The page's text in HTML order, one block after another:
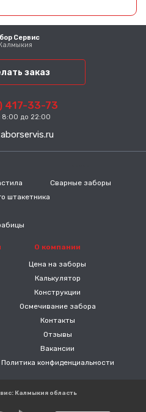
Сервис
заказ
417-33-73
8:00 до 22:00
штакетника
Сварные заборы
О компании
Цена на заборы
Калькулятор
Конструкции
Осмечивание забора
Контакты
Отзывы
Вакансии
Политика конфиденциальности
Калмыкия область